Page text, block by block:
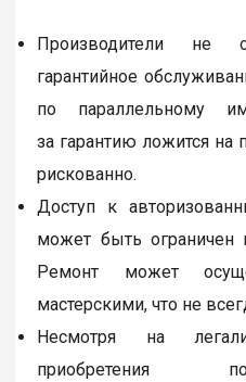
Производители не
гарантийное
по параллельному
за гарантию ложится на
рискованно.
Доступ к
может быть ограничен
Ремонт может
мастерскими, что не
Несмотря на
приобретения